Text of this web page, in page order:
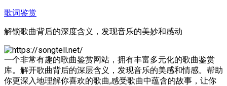
跳
内
容
歌词鉴赏
解锁歌曲背后的深度含义，发现音乐的美妙和感动
一个非常有趣的歌曲鉴赏网站，拥有丰富多元化的歌曲鉴赏
库。解开歌曲背后的深层含义，发现音乐的美感和情感。帮助
你更深入地理解你喜欢的歌曲,感受歌曲中蕴含的故事，让你